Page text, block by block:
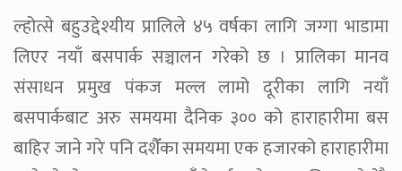
ल्होत्से बहुउद्देश्यीय प्रालिले ४५ वर्षका लागि जग्गा भाडामा
लिएर नयाँ बसपार्क सञ्चालन गरेको छ । प्रालिका मानव
संसाधन प्रमुख पंकज मल्ल लामो दूरीका लागि नयाँ
बसपार्कबाट अरु समयमा दैनिक ३०० को हाराहारीमा बस
बाहिर जाने गरे पनि दशैँका समयमा एक हजारको हाराहारीमा